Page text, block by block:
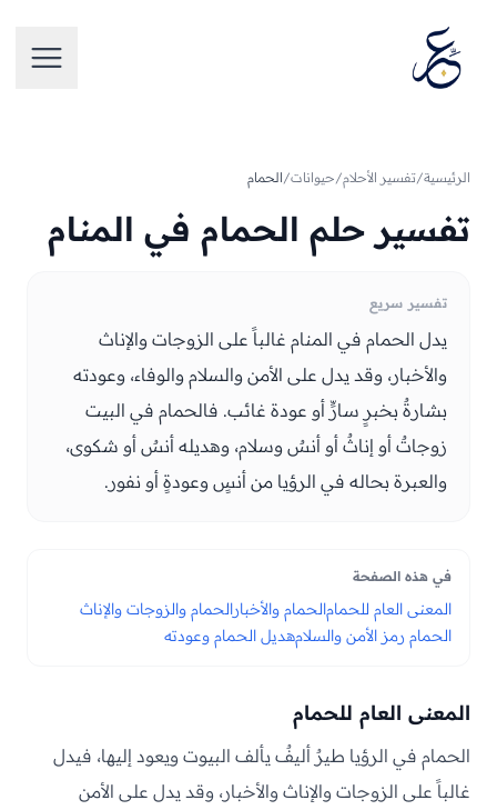
فتح
الرئيسية/تفسير الأحلام/حيوانات/الحمام
تفسير حلم الحمام في المنام
تفسير سريع
يدل الحمام في المنام غالباً على الزوجات والإناث
والأخبار، وقد يدل على الأمن والسلام والوفاء، وعودته
بشارةٌ بخبرٍ سارٍّ أو عودة غائب. فالحمام في البيت
زوجاتٌ أو إناثٌ أو أنسٌ وسلام، وهديله أنسٌ أو شكوى،
والعبرة بحاله في الرؤيا من أنسٍ وعودةٍ أو نفور.
في هذه الصفحة
المعنى العام للحمامالحمام والأخبارالحمام والزوجات والإناث
الحمام رمز الأمن والسلامهديل الحمام وعودته
المعنى العام للحمام
الحمام في الرؤيا طيرٌ أليفٌ يألف البيوت ويعود إليها، فيدل
غالباً على الزوجات والإناث والأخبار، وقد يدل على الأمن